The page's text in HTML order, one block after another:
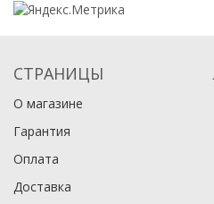
СТРАНИЦЫ
О магазине
Гарантия
Оплата
Доставка